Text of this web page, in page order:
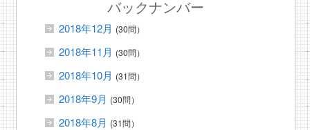
バックナンバー
2018年12月 (30問）
2018年11月 (30問）
2018年10月 (31問）
2018年9月 (30問）
2018年8月 (31問）